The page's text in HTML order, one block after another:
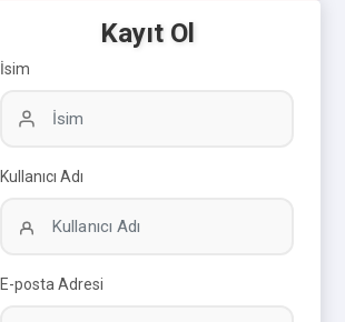
Kayıt Ol
İsim
Kullanıcı Adı
E-posta Adresi